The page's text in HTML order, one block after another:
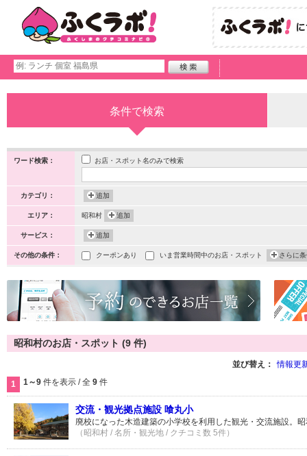
条件で検索
ワード検索： お店・スポット名のみで検索
カテゴリ： 追加
エリア： 昭和村 追加
サービス： 追加
その他の条件： クーポンあり いま営業時間中のお店・スポット さらに
昭和村のお店・スポット (9 件)
並び替え： 情報更
1 1～9 件を表示 / 全 9 件
交流・観光拠点施設 喰丸小
廃校になった木造建築の小学校を利用した観光・交流施設。
（昭和村 / 名所・観光地 / クチコミ数 5件）